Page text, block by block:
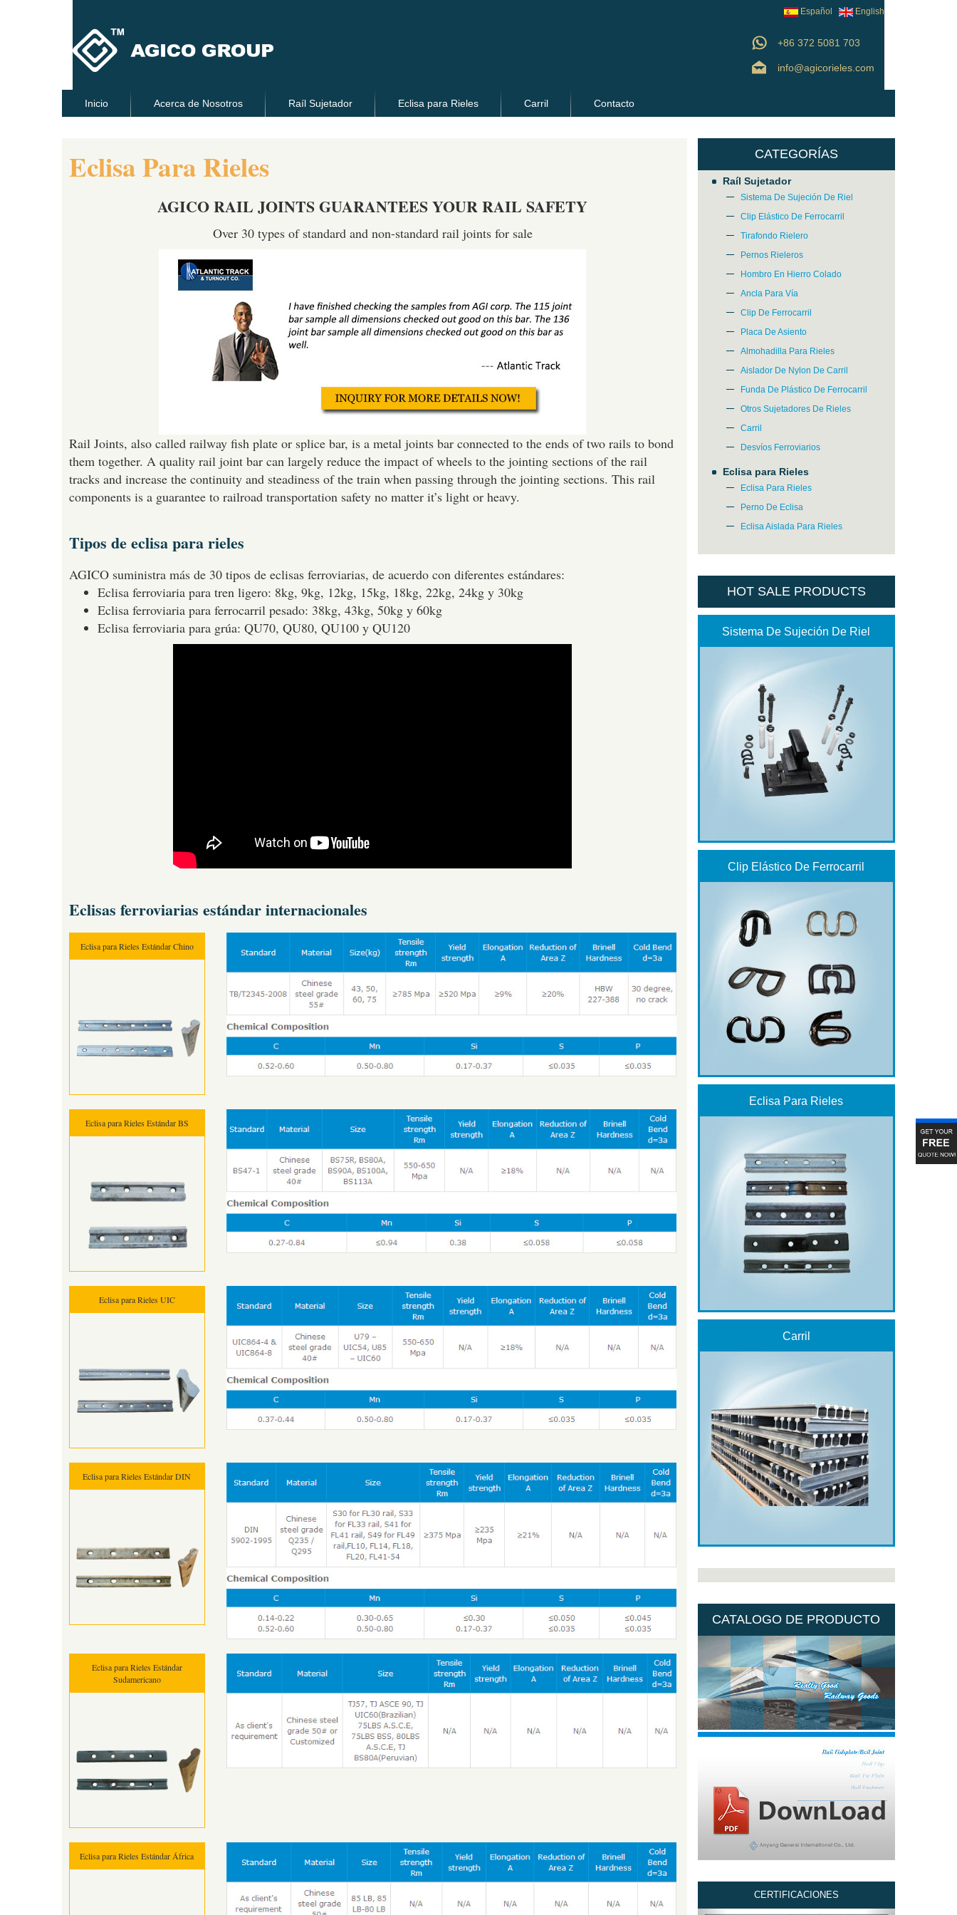
Español English
+86 372 5081 703
info@agicorieles.com
Inicio Acerca de Nosotros Raíl Sujetador Eclisa para Rieles Carril Contacto
Eclisa Para Rieles
AGICO RAIL JOINTS GUARANTEES YOUR RAIL SAFETY
Over 30 types of standard and non-standard rail joints for sale
Rail Joints, also called railway fish plate or splice bar, is a metal joints bar connected to the ends of two rails to bond
them together. A quality rail joint bar can largely reduce the impact of wheels to the jointing sections of the rail
tracks and increase the continuity and steadiness of the train when passing through the jointing sections. This rail
components is a guarantee to railroad transportation safety no matter it’s light or heavy.
Tipos de eclisa para rieles
AGICO suministra más de 30 tipos de eclisas ferroviarias, de acuerdo con diferentes estándares:
Eclisa ferroviaria para tren ligero: 8kg, 9kg, 12kg, 15kg, 18kg, 22kg, 24kg y 30kg
Eclisa ferroviaria para ferrocarril pesado: 38kg, 43kg, 50kg y 60kg
Eclisa ferroviaria para grúa: QU70, QU80, QU100 y QU120
Eclisas ferroviarias estándar internacionales
Eclisa para Rieles Estándar Chino
Eclisa para Rieles Estándar BS
Eclisa para Rieles UIC
Eclisa para Rieles Estándar DIN
Eclisa para Rieles Estándar
Sudamericano
Eclisa para Rieles Estándar África
CATEGORÍAS
Raíl Sujetador
Sistema De Sujeción De Riel
Clip Elástico De Ferrocarril
Tirafondo Rielero
Pernos Rieleros
Hombro En Hierro Colado
Ancla Para Vía
Clip De Ferrocarril
Placa De Asiento
Almohadilla Para Rieles
Aislador De Nylon De Carril
Funda De Plástico De Ferrocarril
Otros Sujetadores De Rieles
Carril
Desvíos Ferroviarios
Eclisa para Rieles
Eclisa Para Rieles
Perno De Eclisa
Eclisa Aislada Para Rieles
HOT SALE PRODUCTS
Sistema De Sujeción De Riel
Clip Elástico De Ferrocarril
Eclisa Para Rieles
Carril
CATALOGO DE PRODUCTO
Please Enter Your Name:
*E-Mail:
CERTIFICACIONES